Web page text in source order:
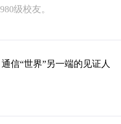
级校友。
信“世界”另一端的见证人